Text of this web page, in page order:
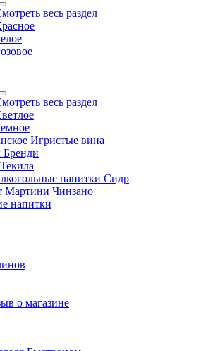
весь раздел
весь раздел
Игристые вина
Бренди
напитки Сидр
Мартини Чинзано
напитки
о магазине